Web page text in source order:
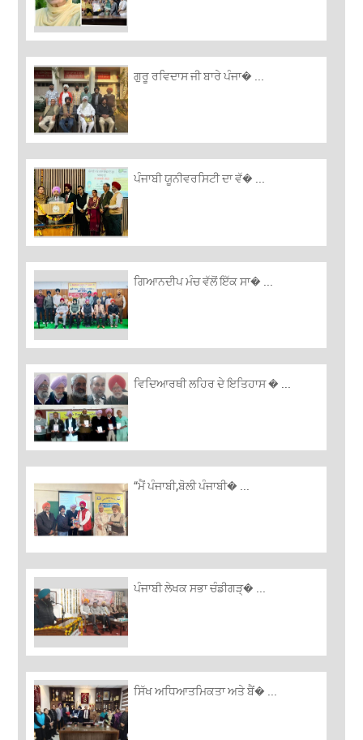
ਗੁਰੂ ਰਵਿਦਾਸ ਜੀ ਬਾਰੇ ਪੰਜਾ� ...
ਪੰਜਾਬੀ ਯੂਨੀਵਰਸਿਟੀ ਦਾ ਵੱ� ...
ਗਿਆਨਦੀਪ ਮੰਚ ਵੱਲੋਂ ਇੱਕ ਸਾ� ...
ਵਿਦਿਆਰਥੀ ਲਹਿਰ ਦੇ ਇਤਿਹਾਸ � ...
“ਮੈਂ ਪੰਜਾਬੀ,ਬੋਲੀ ਪੰਜਾਬੀ� ...
ਪੰਜਾਬੀ ਲੇਖਕ ਸਭਾ ਚੰਡੀਗੜ੍� ...
ਸਿੱਖ ਅਧਿਆਤਮਿਕਤਾ ਅਤੇ ਬੈਂ� ...